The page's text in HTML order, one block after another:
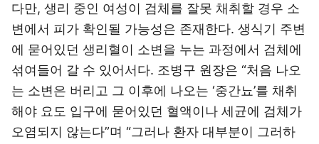
다만, 생리 중인 여성이 검체를 잘못 채취할 경우 소
변에서 피가 확인될 가능성은 존재한다. 생식기 주변
에 묻어있던 생리혈이 소변을 누는 과정에서 검체에
섞여들어 갈 수 있어서다. 조병구 원장은 “처음 나오
는 소변은 버리고 그 이후에 나오는 ‘중간뇨’를 채취
해야 요도 입구에 묻어있던 혈액이나 세균에 검체가
오염되지 않는다”며 “그러나 환자 대부분이 그러하